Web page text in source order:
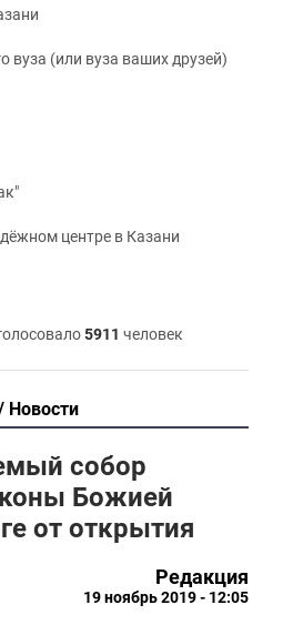
вуза (или вуза ваших друзей)
центре в Казани
5911 человек
Новости
собор
Божией
от открытия
Редакция
19 ноябрь 2019 - 12:05